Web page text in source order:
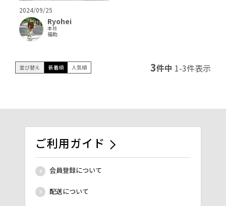
2024/09/25
Ryohei
本社
福助
並び替え 新着順 人気順 3件中 1-3件表示
ご利用ガイド
会員登録について
配送について